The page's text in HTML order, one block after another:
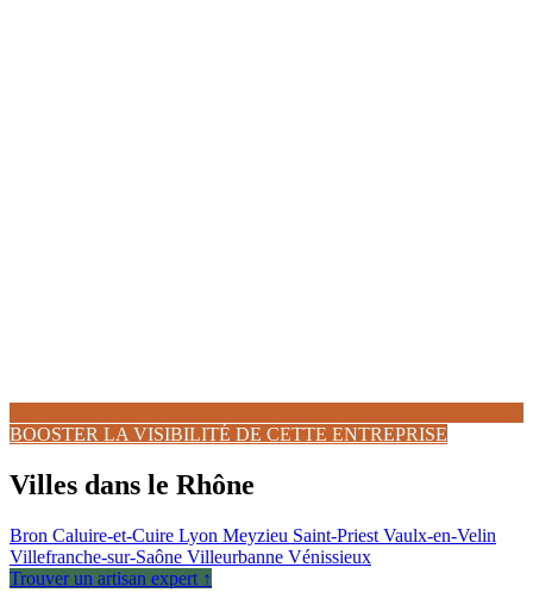
BOOSTER LA VISIBILITÉ DE CETTE ENTREPRISE
Villes dans le Rhône
Bron Caluire-et-Cuire Lyon Meyzieu Saint-Priest Vaulx-en-Velin
Villefranche-sur-Saône Villeurbanne Vénissieux
Trouver un artisan expert ↑